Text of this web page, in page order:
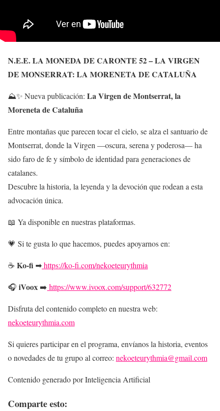
N.E.E. LA MONEDA DE CARONTE 52 – LA VIRGEN
DE MONSERRAT: LA MORENETA DE CATALUÑA
⛰️✨ Nueva publicación: La Virgen de Montserrat, la
Moreneta de Cataluña
Entre montañas que parecen tocar el cielo, se alza el santuario de
Montserrat, donde la Virgen —oscura, serena y poderosa— ha
sido faro de fe y símbolo de identidad para generaciones de
catalanes.
Descubre la historia, la leyenda y la devoción que rodean a esta
advocación única.
📖 Ya disponible en nuestras plataformas.
💗 Si te gusta lo que hacemos, puedes apoyarnos en:
☕ Ko-fi ➡https://ko-fi.com/nekoeteurythmia
🎧 iVoox➡️ https://www.ivoox.com/support/632772
Disfruta del contenido completo en nuestra web:
nekoeteurythmia.com
Si quieres participar en el programa, envíanos la historia, eventos
o novedades de tu grupo al correo: nekoeteurythmia@gmail.com
Contenido generado por Inteligencia Artificial
Comparte esto: